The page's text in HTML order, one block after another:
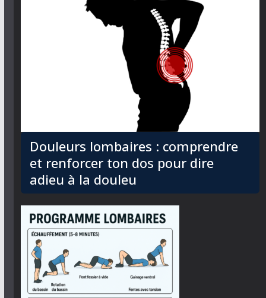
Douleurs lombaires : comprendre
et renforcer ton dos pour dire
adieu à la douleu